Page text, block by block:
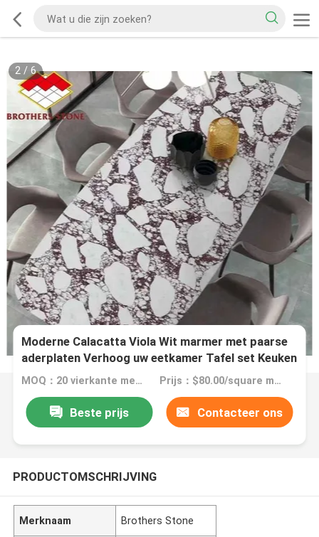
2/ 6
Moderne Calacatta Viola Wit marmer met paarse
aderplaten Verhoog uw eetkamer Tafel set Keuken
Borden badkamer trappen
MOQ：20 vierkante meter Prijs：$80.00/square meters 20-199 square meters
Beste prijs Contacteer ons
PRODUCTOMSCHRIJVING
Merknaam Brothers Stone